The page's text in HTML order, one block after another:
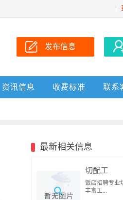
发布信息
资讯信息 收费标准 联系
最新相关信息
切配工
饭店招聘专业
丰富工...